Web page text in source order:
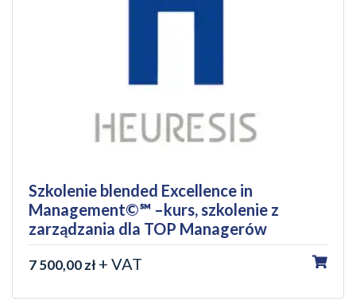
Szkolenie blended Excellence in
Management©℠ –kurs, szkolenie z
zarządzania dla TOP Managerów
7 500,00 zł+ VAT